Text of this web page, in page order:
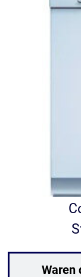
Waren